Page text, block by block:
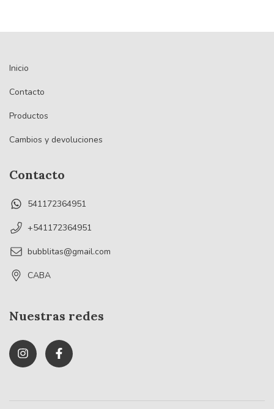
Inicio
Contacto
Productos
Cambios y devoluciones
Contacto
541172364951
+541172364951
bubblitas@gmail.com
CABA
Nuestras redes